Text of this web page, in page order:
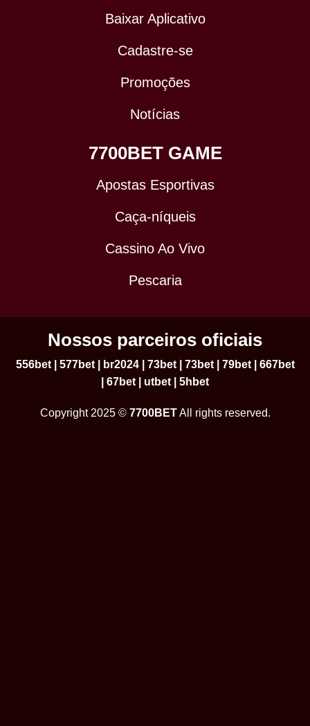
Baixar Aplicativo
Cadastre-se
Promoções
Notícias
7700BET GAME
Apostas Esportivas
Caça-níqueis
Cassino Ao Vivo
Pescaria
Nossos parceiros oficiais
556bet| 577bet| br2024| 73bet| 73bet| 79bet| 667bet
67bet utbet 5hbet
Copyright 2025 © 7700BETAll rights reserved.